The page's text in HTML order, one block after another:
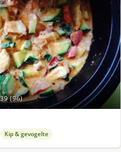
(96)
Kip & gevogelte